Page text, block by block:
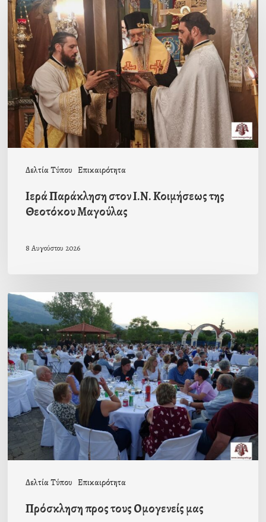
Δελτία Τύπου Επικαιρότητα
Παράκληση
στον
Ι.Ν.
Κοιμήσεως
της
Θεοτόκου
Μαγούλας
Ιερά Παράκληση στον Ι.Ν. Κοιμήσεως της
Θεοτόκου Μαγούλας
8 Αυγούστου 2026
Δελτία Τύπου Επικαιρότητα
Πρόσκληση
προς
τους
Ομογενείς
μας
Πρόσκληση προς τους Ομογενείς μας